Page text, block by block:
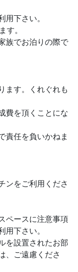
下さい。
す。
族でお泊りの際で
ます。くれぐれも
費を頂くことにな
責任を負いかねま
ンをご利用くださ
ペースに注意事項
下さい。
を設置されたお部
、ご遠慮くださ